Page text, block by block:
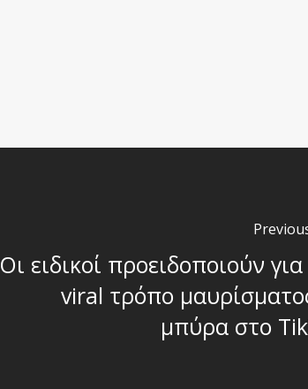
Οι ειδικοί προειδοποιούν
viral τρόπο
μπύρα στο